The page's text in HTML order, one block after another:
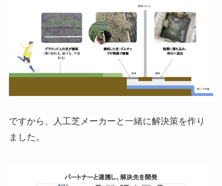
ですから、人工芝メーカーと一緒に解決策を作り
ました。